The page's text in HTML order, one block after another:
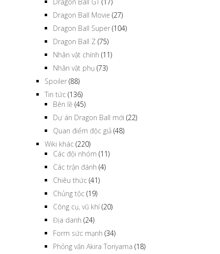
Dragon Ball Movie (27)
Dragon Ball Super (104)
Dragon Ball Z (75)
Nhân vật chính (11)
Nhân vật phụ (73)
Spoiler (88)
Tin tức (136)
Bên lề (45)
Dự án Dragon Ball mới (22)
Quan điểm độc giả (48)
Wiki khác (220)
Các đội nhóm (11)
Các trận đánh (4)
Chiêu thức (41)
Chủng tộc (19)
Công cụ, vũ khí(20)
Địa danh (24)
Form sức mạnh (34)
Phỏng vấn Akira Toriyama (18)